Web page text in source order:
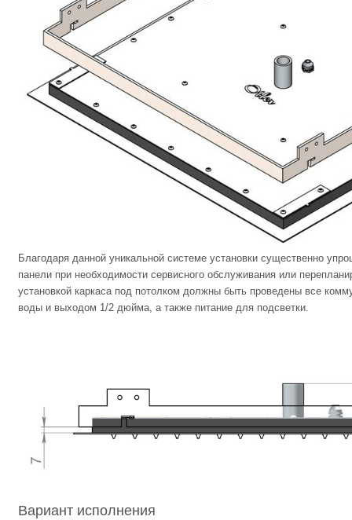
Благодаря данной уникальной системе установки существенно
панели при необходимости сервисного обслуживания или
установкой каркаса под потолком должны быть проведены все
воды и выходом 1/2 дюйма, а также питание для подсветки.
Вариант исполнения